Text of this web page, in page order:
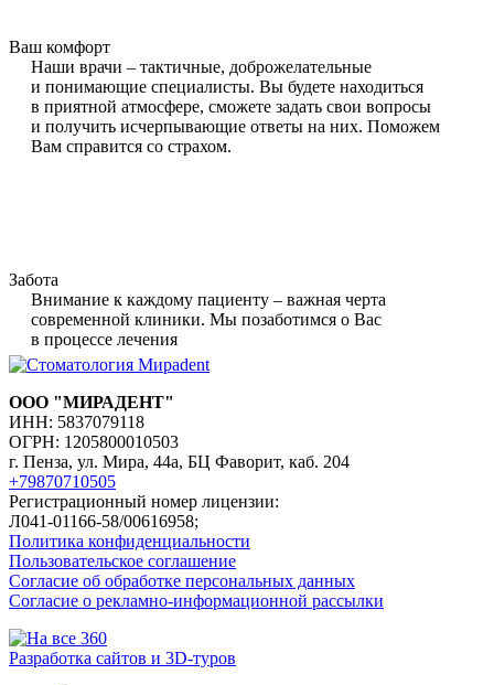
Ваш комфорт
Наши врачи – тактичные, доброжелательные
и понимающие специалисты. Вы будете находиться
в приятной атмосфере, сможете задать свои вопросы
и получить исчерпывающие ответы на них. Поможем
Вам справится со страхом.
Забота
Внимание к каждому пациенту – важная черта
современной клиники. Мы позаботимся о Вас
в процессе лечения
ООО "МИРАДЕНТ"
ИНН: 5837079118
ОГРН: 1205800010503
г. Пенза, ул. Мира, 44а, БЦ Фаворит, каб. 204
+79870710505
Регистрационный номер лицензии:
Л041-01166-58/00616958;
Политика конфиденциальности
Пользовательское соглашение
Согласие об обработке персональных данных
Согласие о рекламно-информационной рассылки
Разработка сайтов и 3D-туров